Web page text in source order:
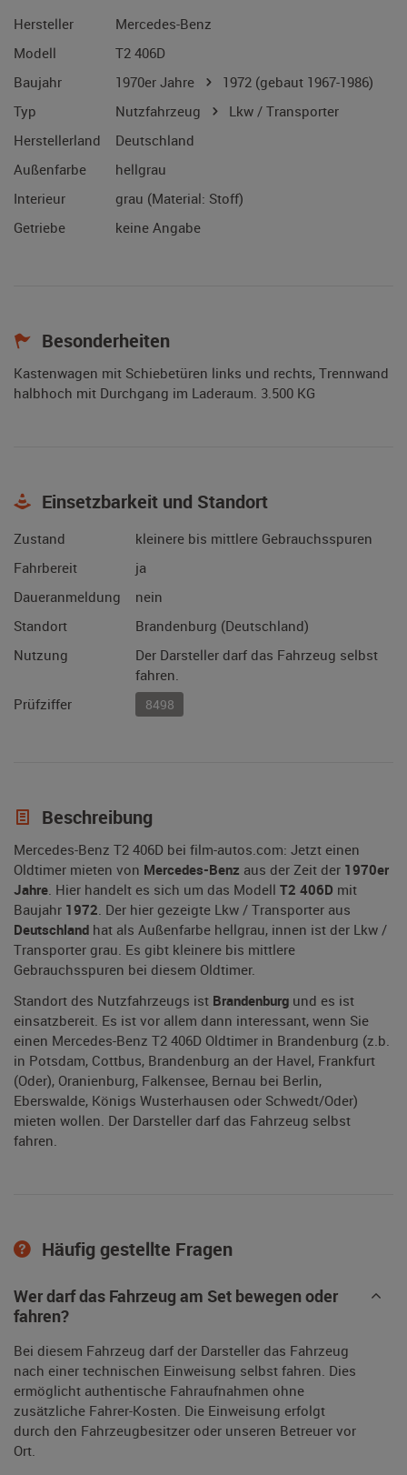
Hersteller
Mercedes-Benz
Modell
T2 406D
Baujahr
1970er Jahre 1972 (gebaut 1967-1986)
Typ
Nutzfahrzeug
Lkw / Transporter
Herstellerland
Deutschland
Außenfarbe
hellgrau
Interieur
grau (Material: Stoff)
Getriebe
keine Angabe
Besonderheiten
Kastenwagen mit Schiebetüren links und rechts, Trennwand
halbhoch mit Durchgang im Laderaum. 3.500 KG
Einsetzbarkeit und Standort
Zustand
kleinere bis mittlere Gebrauchsspuren
Fahrbereit
ja
Daueranmeldung
nein
Standort
Brandenburg (Deutschland)
Nutzung
Der Darsteller darf das Fahrzeug selbst
fahren.
Prüfziffer
8498
Beschreibung
Mercedes-Benz T2 406D bei film-autos.com: Jetzt einen
Oldtimer mieten von Mercedes-Benz aus der Zeit der 1970er
Jahre . Hier handelt es sich um das Modell T2 406D mit
Baujahr 1972 . Der hier gezeigte Lkw / Transporter aus
Deutschland hat als Außenfarbe hellgrau, innen ist der Lkw /
Transporter grau. Es gibt kleinere bis mittlere
Gebrauchsspuren bei diesem Oldtimer.
Standort des Nutzfahrzeugs ist Brandenburg und es ist
einsatzbereit. Es ist vor allem dann interessant, wenn Sie
einen Mercedes-Benz T2 406D Oldtimer in Brandenburg (z.b.
in Potsdam, Cottbus, Brandenburg an der Havel, Frankfurt
(Oder), Oranienburg, Falkensee, Bernau bei Berlin,
Eberswalde, Königs Wusterhausen oder Schwedt/Oder)
mieten wollen. Der Darsteller darf das Fahrzeug selbst
fahren.
Häufig gestellte Fragen
Wer darf das Fahrzeug am Set bewegen oder
fahren?
Bei diesem Fahrzeug darf der Darsteller das Fahrzeug
nach einer technischen Einweisung selbst fahren. Dies
ermöglicht authentische Fahraufnahmen ohne
zusätzliche Fahrer-Kosten. Die Einweisung erfolgt
durch den Fahrzeugbesitzer oder unseren Betreuer vor
Ort.